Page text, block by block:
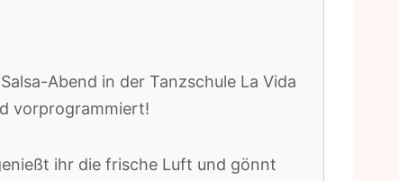
Abend in der Tanzschule La Vida
vorprogrammiert!
ihr die frische Luft und gönnt